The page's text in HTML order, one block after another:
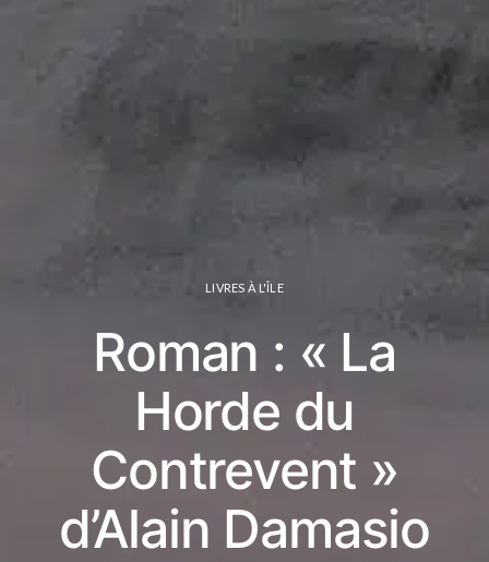
LIVRES À L'ÎLE
Roman : « La
Horde du
Contrevent »
d’Alain Damasio